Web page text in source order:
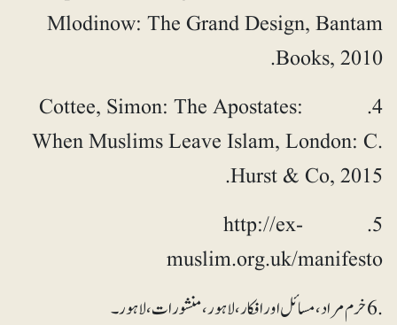
Mlodinow: The Grand Design, Bantam
Books, 2010.
4. Cottee, Simon: The Apostates:
When Muslims Leave Islam, London: C.
Hurst & Co, 2015.
5. http://ex-
muslim.org.uk/manifesto
.6 خرم مراد، مسائل اور افکار، لاہور، منشورات، لاہور۔